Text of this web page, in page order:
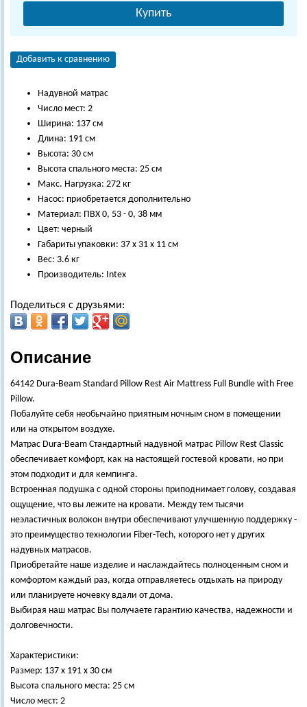
Купить
Добавить к сравнению
Надувной матрас
Число мест: 2
Ширина: 137 см
Длина: 191 см
Высота: 30 см
Высота спального места: 25 см
Макс. Нагрузка: 272 кг
Насос: приобретается дополнительно
Материал: ПВХ 0, 53 - 0, 38 мм
Цвет: черный
Габариты упаковки: 37 х 31 х 11 см
Вес: 3.6 кг
Производитель: Intex
Поделиться с друзьями:
Описание
64142 Dura-Beam Standard Pillow Rest Air Mattress Full Bundle with Free
Pillow.
Побалуйте себя необычайно приятным ночным сном в помещении
или на открытом воздухе.
Матрас Dura-Beam Стандартный надувной матрас Pillow Rest Classic
обеспечивает комфорт, как на настоящей гостевой кровати, но при
этом подходит и для кемпинга.
Встроенная подушка с одной стороны приподнимает голову, создавая
ощущение, что вы лежите на кровати. Между тем тысячи
неэластичных волокон внутри обеспечивают улучшенную поддержку -
это преимущество технологии Fiber-Tech, которого нет у других
надувных матрасов.
Приобретайте наше изделие и наслаждайтесь полноценным сном и
комфортом каждый раз, когда отправляетесь отдыхать на природу
или планируете ночевку вдали от дома.
Выбирая наш матрас Вы получаете гарантию качества, надежности и
долговечности.
Характеристики:
Размер: 137 х 191 х 30 см
Высота спального места: 25 см
Число мест: 2